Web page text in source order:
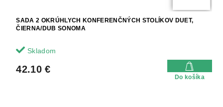
SADA 2 OKRÚHLYCH KONFERENČNÝCH STOLÍKOV DUET,
ČIERNA/DUB SONOMA
Skladom
42.10 €
Do košíka